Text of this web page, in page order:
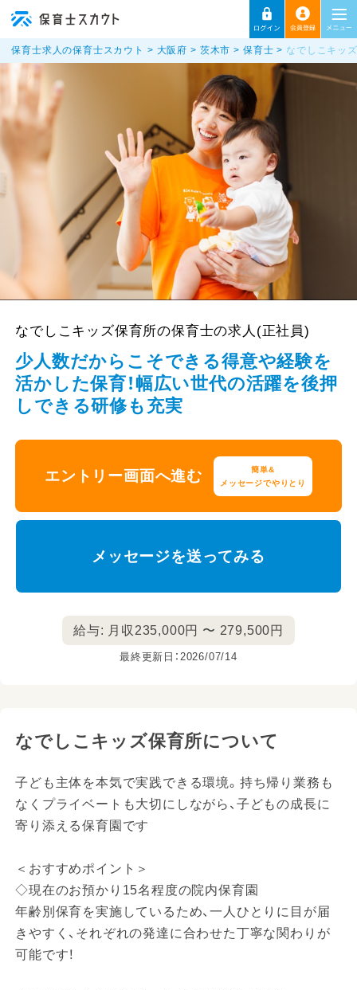
保育士求人の保育士スカウト 大阪府 茨木市 保育士 なでしこキッ
なでしこキッズ保育所の保育士の求人(正社員)
少人数だからこそできる得意や経験を
活かした保育！幅広い世代の活躍を後押
しできる研修も充実
エントリー画面へ進む
簡単&
メッセージでやりとり
メッセージを送ってみる
給与: 月収235,000円 〜 279,500円
最終更新日：2026/07/14
なでしこキッズ保育所について
子ども主体を本気で実践できる環境。持ち帰り業務も
なくプライベートも大切にしながら、子どもの成長に
寄り添える保育園です
＜おすすめポイント＞
◇現在のお預かり15名程度の院内保育園
年齢別保育を実施しているため、一人ひとりに目が届
きやすく、それぞれの発達に合わせた丁寧な関わりが
可能です！